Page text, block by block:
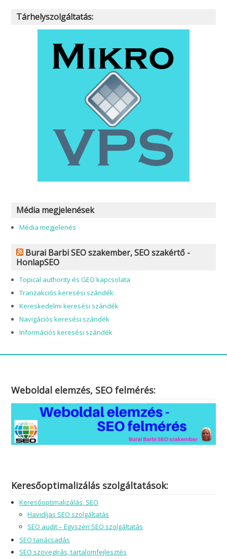
Tárhelyszolgáltatás:
Média megjelenések
Média megjelenés
Burai Barbi SEO szakember, SEO szakértő -
HonlapSEO
Topical authority és GEO kapcsolata
Tranzakciós keresési szándék
Kereskedelmi keresési szándék
Navigációs keresési szándék
Információs keresési szándék
Weboldal elemzés, SEO felmérés:
Keresőoptimalizálás szolgáltatások:
Keresőoptimalizálás, SEO
Havidíjas SEO szolgáltatás
SEO audit – Egyszeri SEO szolgáltatás
SEO tanácsadás
SEO szövegírás, tartalomfejlesztés